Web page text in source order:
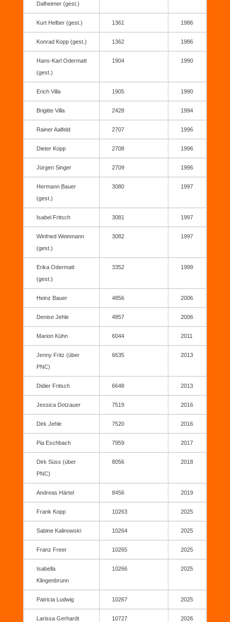
Dalheimer (gest.)
Kurt Helber (gest.) 1361 1986
Konrad Kopp (gest.) 1362 1986
Hans-Karl Odermatt
(gest.)
1904 1990
Erich Villa 1905 1990
Brigitte Villa 2428 1994
Rainer Aalfeld 2707 1996
Dieter Kopp 2708 1996
Jürgen Singer 2709 1996
Hermann Bauer
(gest.)
3080 1997
Isabel Fritsch 3081 1997
Winfried Weinmann
(gest.)
3082 1997
Erika Odermatt
(gest.)
3352 1999
Heinz Bauer 4856 2006
Denise Jehle 4857 2006
Marion Kühn 6044 2011
Jenny Fritz (über
PNC)
6635 2013
Didier Fritsch 6648 2013
Jessica Dotzauer 7519 2016
Dirk Jehle 7520 2016
Pia Eschbach 7959 2017
Dirk Süss (über
PNC)
8056 2018
Andreas Härtel 8456 2019
Frank Kopp 10263 2025
Sabine Kalinowski 10264 2025
Franz Freer 10265 2025
Isabella
Klingenbrunn
10266 2025
Patricia Ludwig 10267 2025
Larissa Gerhardt 10727 2026